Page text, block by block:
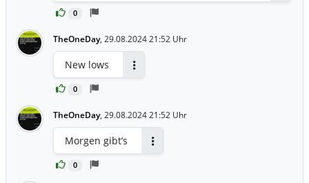
0
TheOneDay, 29.08.2024 21:52 Uhr
0
New lows
TheOneDay, 29.08.2024 21:52 Uhr
0
Morgen gibt’s